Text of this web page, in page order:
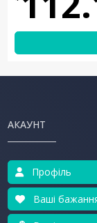
АКАУНТ
Профіль
Ваші